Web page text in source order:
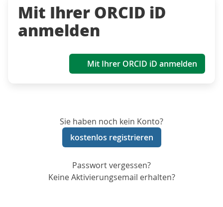
Mit Ihrer ORCID iD
anmelden
Mit Ihrer ORCID iD anmelden
Sie haben noch kein Konto?
kostenlos registrieren
Passwort vergessen?
Keine Aktivierungsemail erhalten?